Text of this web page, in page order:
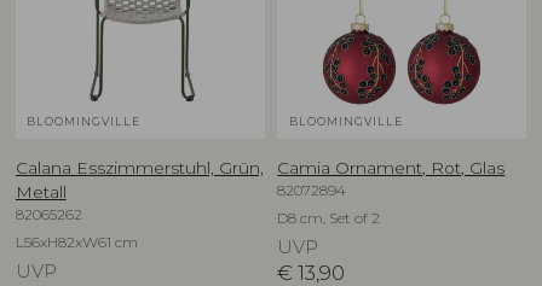
BLOOMINGVILLE
Calana Esszimmerstuhl, Grün,
Metall
82065262
L56xH82xW61 cm
UVP
BLOOMINGVILLE
Camia Ornament, Rot, Glas
82072894
D8 cm, Set of 2
UVP
€ 13,90